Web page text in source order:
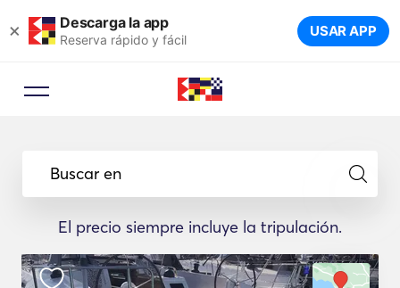
× Descarga la app
Reserva rápido y fácil USAR APP
Buscar en
El precio siempre incluye la tripulación.